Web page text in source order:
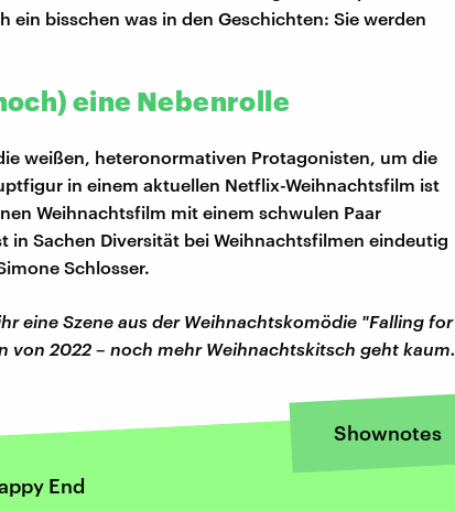
ein bisschen was in den Geschichten: Sie werden
eine Nebenrolle
weißen, heteronormativen Protagonisten, um die
in einem aktuellen Netflix-Weihnachtsfilm ist
Weihnachtsfilm mit einem schwulen Paar
in Sachen Diversität bei Weihnachtsfilmen eindeutig
Schlosser.
eine Szene aus der Weihnachtskomödie "Falling for
von 2022 – noch mehr Weihnachtskitsch geht kaum.
Shownotes
End